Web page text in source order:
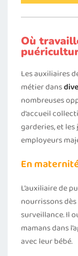
Où
Les auxiliaires
métier dans
nombreuses
d’accueil
garderies, et
employeurs
En
L’auxiliaire de
nourrissons
surveillance. Il
mamans dans
avec leur bébé.